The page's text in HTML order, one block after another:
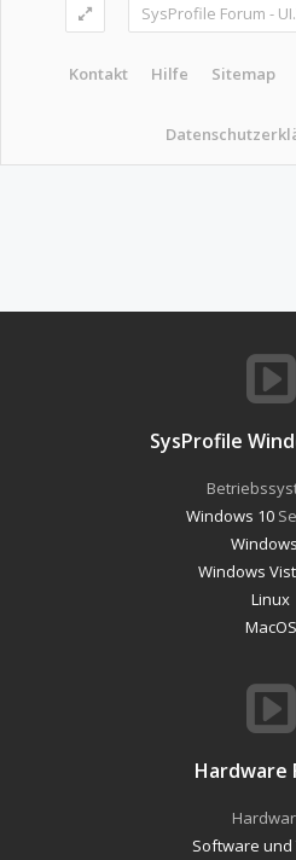
SysProfile Forum -
Kontakt Hilfe Sitemap
SysProfile
Windows 10
Windows
Linux
MacOS
Hardware
Software